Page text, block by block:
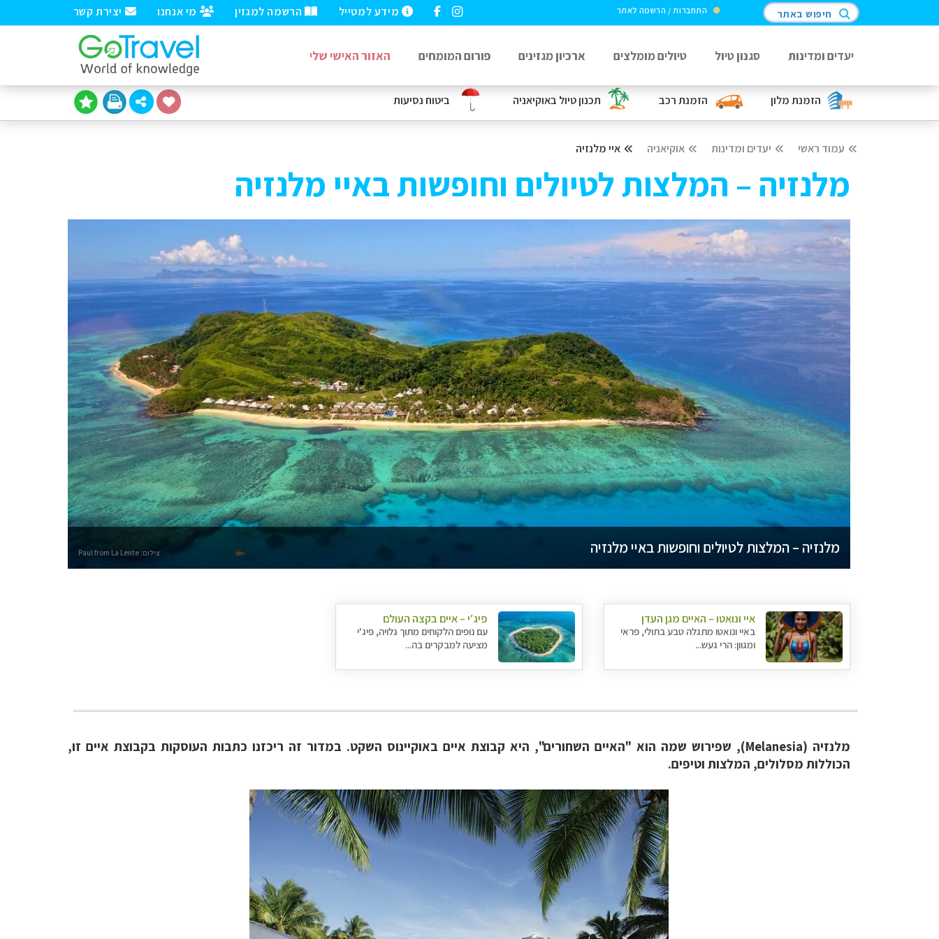
הזמנת מלון הזמנת רכב תכנון טיול באוקיאניה ביטוח נסיעות
יצירת קשר מי אנחנו הרשמה למגזין מידע למטייל התחברות / הרשמה לאתר חיפוש באתר
יעדים ומדינות סגנון טיול טיולים מומלצים ארכיון מגזינים פורום המומחים האזור האישי שלי
עמוד ראשי יעדים ומדינות אוקיאניה איי מלנזיה
מלנזיה – המלצות לטיולים וחופשות באיי מלנזיה
מלנזיה – המלצות לטיולים וחופשות באיי מלנזיה צילום: Paul from La Lente
איי ונואטו – האיים מגן העדן
באיי ונואטו מתגלה טבע בתולי, פראי
ומגוון: הרי געש...
פיג′י – איים בקצה העולם
עם נופים הלקוחים מתוך גלויה, פיג'י
מציעה למבקרים בה...
מלנזיה (Melanesia), שפירוש שמה הוא "האיים השחורים", היא קבוצת איים באוקיינוס השקט. במדור זה ריכזנו כתבות העוסקות בקבוצת איים זו,
הכוללות מסלולים, המלצות וטיפים.